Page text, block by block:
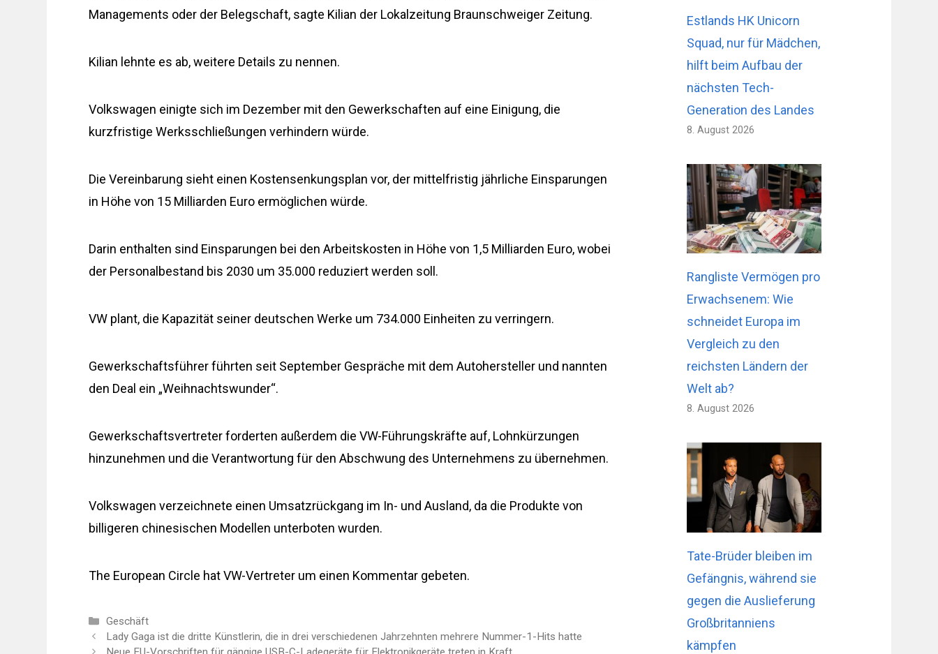
Managements oder der Belegschaft, sagte Kilian der Lokalzeitung Braunschweiger Zeitung.
Kilian lehnte es ab, weitere Details zu nennen.
Volkswagen einigte sich im Dezember mit den Gewerkschaften auf eine Einigung, die
kurzfristige Werksschließungen verhindern würde.
Die Vereinbarung sieht einen Kostensenkungsplan vor, der mittelfristig jährliche Einsparungen
in Höhe von 15 Milliarden Euro ermöglichen würde.
Darin enthalten sind Einsparungen bei den Arbeitskosten in Höhe von 1,5 Milliarden Euro, wobei
der Personalbestand bis 2030 um 35.000 reduziert werden soll.
VW plant, die Kapazität seiner deutschen Werke um 734.000 Einheiten zu verringern.
Gewerkschaftsführer führten seit September Gespräche mit dem Autohersteller und nannten
den Deal ein „Weihnachtswunder“.
Gewerkschaftsvertreter forderten außerdem die VW-Führungskräfte auf, Lohnkürzungen
hinzunehmen und die Verantwortung für den Abschwung des Unternehmens zu übernehmen.
Volkswagen verzeichnete einen Umsatzrückgang im In- und Ausland, da die Produkte von
billigeren chinesischen Modellen unterboten wurden.
The European Circle hat VW-Vertreter um einen Kommentar gebeten.
Kategorien
Geschäft
Lady Gaga ist die dritte Künstlerin, die in drei verschiedenen Jahrzehnten mehrere Nummer-1-Hits hatte
Estlands HK Unicorn
Squad, nur für Mädchen,
hilft beim Aufbau der
nächsten Tech-
Generation des Landes
8. August 2026
Rangliste Vermögen pro
Erwachsenem: Wie
schneidet Europa im
Vergleich zu den
reichsten Ländern der
Welt ab?
8. August 2026
Tate-Brüder bleiben im
Gefängnis, während sie
gegen die Auslieferung
Großbritanniens
kämpfen